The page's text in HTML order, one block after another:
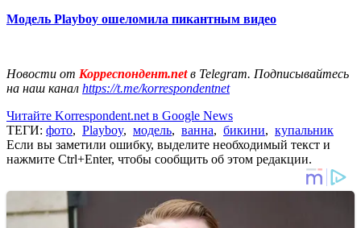
Модель Playboy ошеломила пикантным видео
Новости от Корреспондент.netв Telegram. Подписывайтесь
на наш канал https://t.me/korrespondentnet
Читайте Korrespondent.net в Google News
ТЕГИ: фото, Playboy, модель, ванна, бикини, купальник
Если вы заметили ошибку, выделите необходимый текст и
нажмите Ctrl+Enter, чтобы сообщить об этом редакции.